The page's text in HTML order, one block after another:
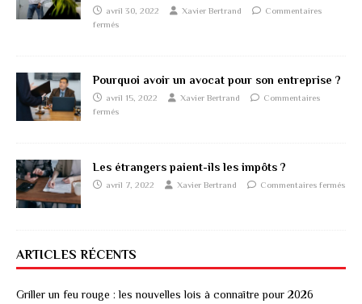
avril 30, 2022 Xavier Bertrand
Commentaires
fermés
Pourquoi avoir un avocat pour son entreprise ?
avril 15, 2022 Xavier Bertrand
Commentaires
fermés
Les étrangers paient-ils les impôts ?
avril 7, 2022 Xavier Bertrand Commentaires fermés
ARTICLES RÉCENTS
Griller un feu rouge : les nouvelles lois à connaître pour 2026